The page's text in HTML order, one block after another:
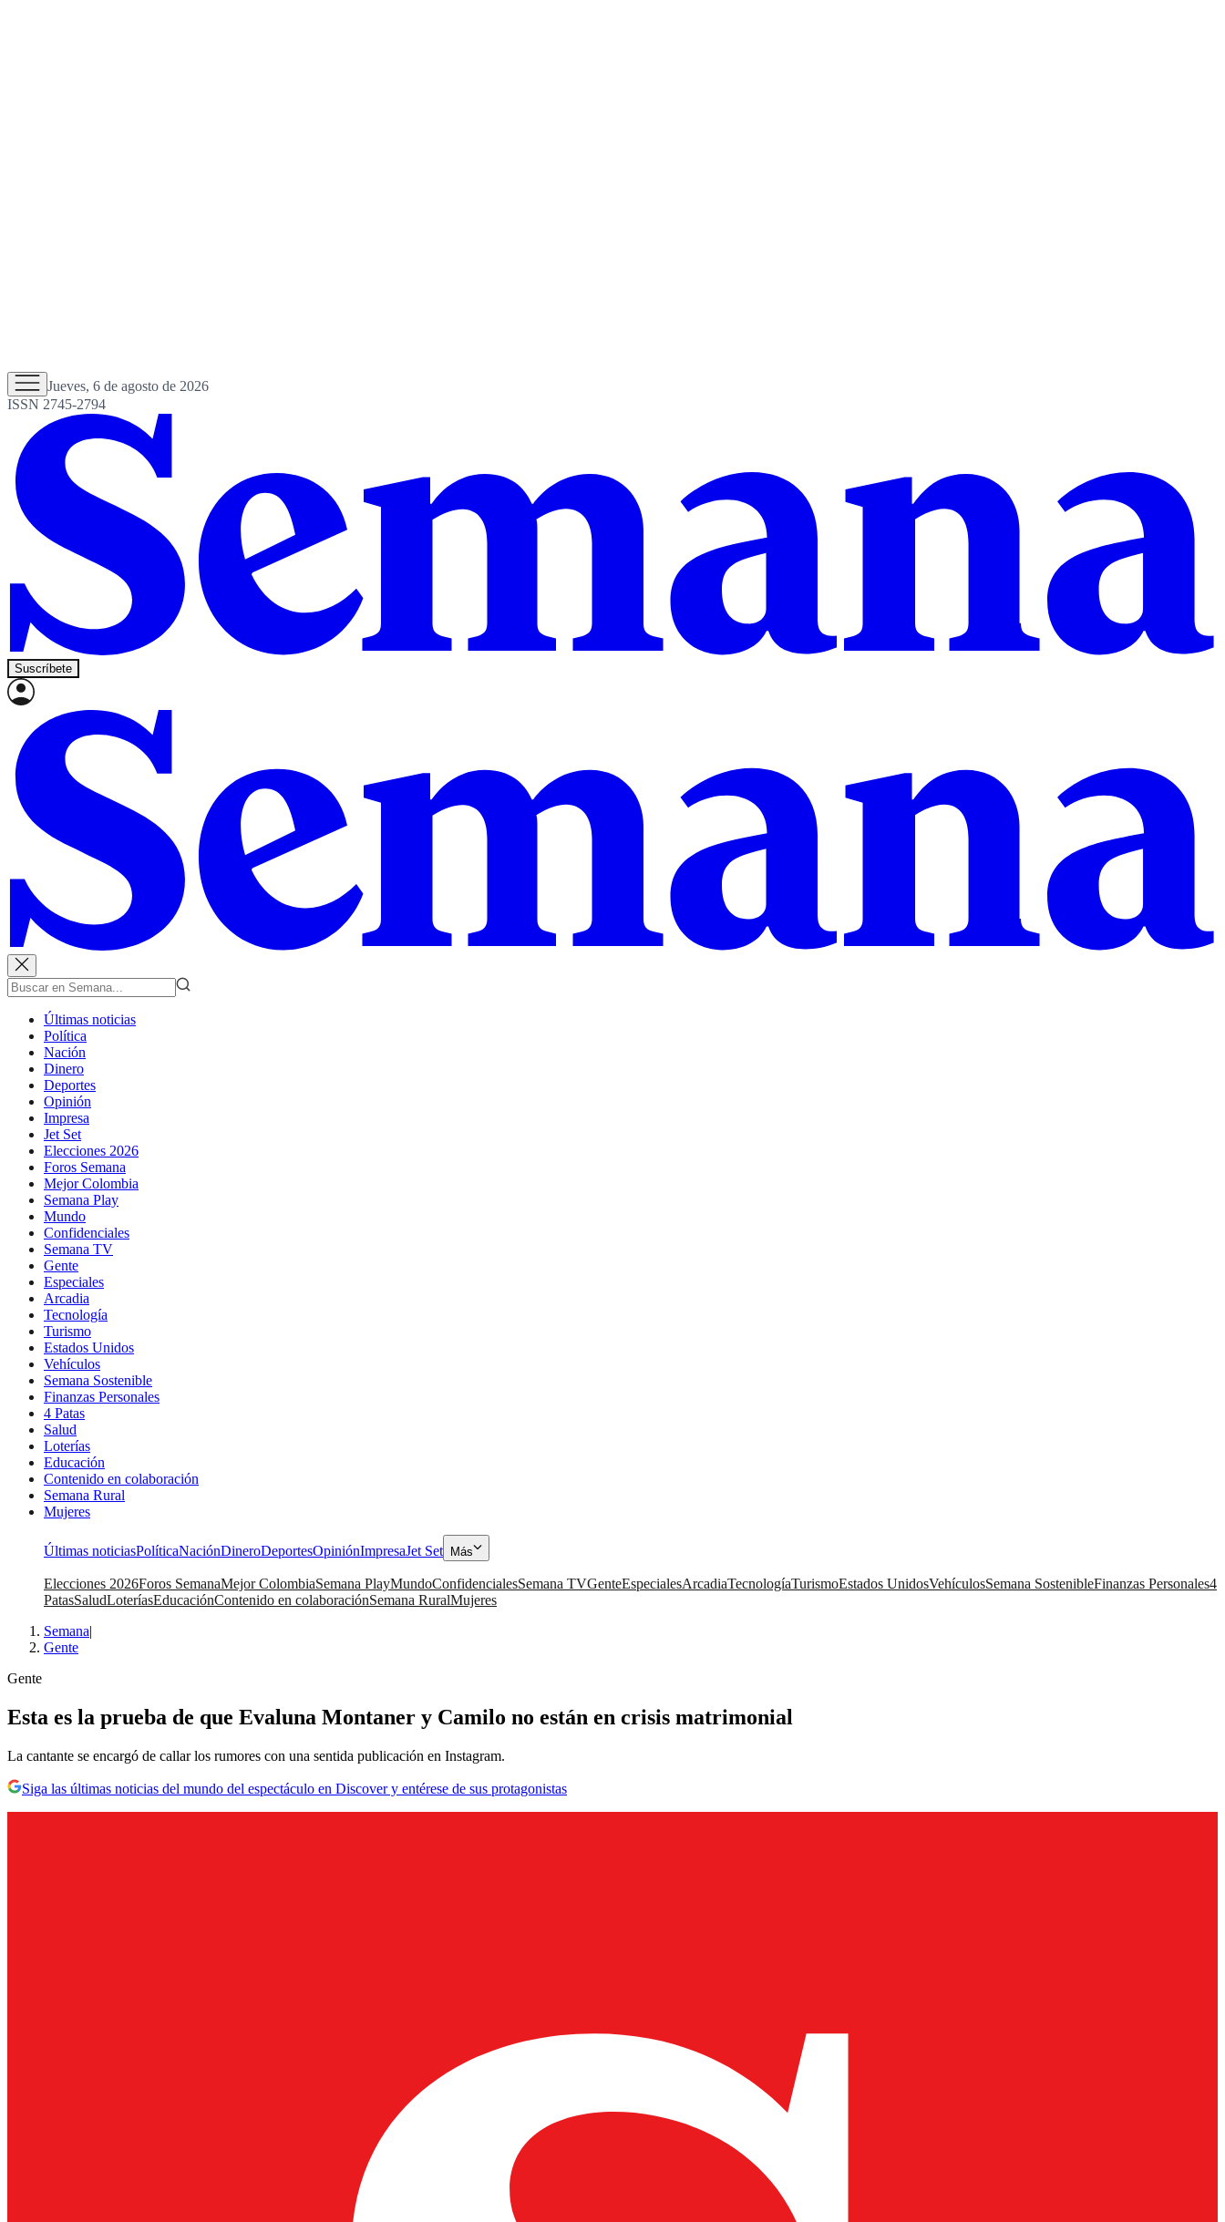
Jueves, 6 de agosto de 2026
ISSN 2745-2794
Suscríbete
Últimas noticias
Política
Nación
Dinero
Deportes
Opinión
Impresa
Jet Set
Elecciones 2026
Foros Semana
Mejor Colombia
Semana Play
Mundo
Confidenciales
Semana TV
Gente
Especiales
Arcadia
Tecnología
Turismo
Estados Unidos
Vehículos
Semana Sostenible
Finanzas Personales
4 Patas
Salud
Loterías
Educación
Contenido en colaboración
Semana Rural
Mujeres
Últimas noticiasPolíticaNaciónDineroDeportesOpiniónImpresaJet Set Más
Elecciones 2026Foros SemanaMejor ColombiaSemana PlayMundoConfidencialesSemana TVGenteEspecialesArcadiaTecnologíaTurismoEstados UnidosVehículosSemana SostenibleFinanzas Personales4
PatasSaludLoteríasEducaciónContenido en colaboraciónSemana RuralMujeres
Semana|
Gente
Gente
Esta es la prueba de que Evaluna Montaner y Camilo no están en crisis matrimonial
La cantante se encargó de callar los rumores con una sentida publicación en Instagram.
Siga las últimas noticias del mundo del espectáculo en Discover y entérese de sus protagonistas